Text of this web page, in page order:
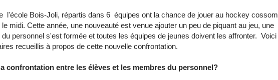
l'école Bois-Joli, répartis dans 6 équipes ont la chance de jouer au hockey cossom
le midi. Cette année, une nouveauté est venue ajouter un peu de piquant au jeu, une
du personnel s'est formée et toutes les équipes de jeunes doivent les affronter. Voici
recueillis à propos de cette nouvelle confrontation.
confrontation entre les élèves et les membres du personnel?